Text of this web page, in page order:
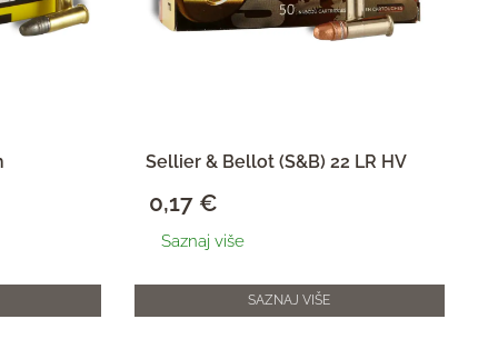
SAZNAJ VIŠE
Sellier & Bellot (S&B) 22 LR HV
0,17 €
Saznaj više